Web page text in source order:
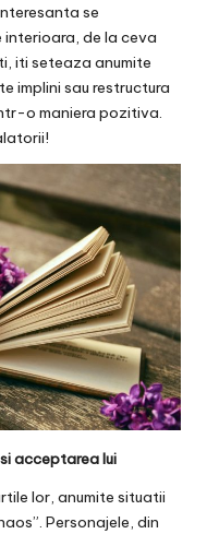
se
de la ceva
iti seteaza anumite
implini sau restructura
o maniera pozitiva.
acceptarea lui
lor, anumite situatii
Personajele, din